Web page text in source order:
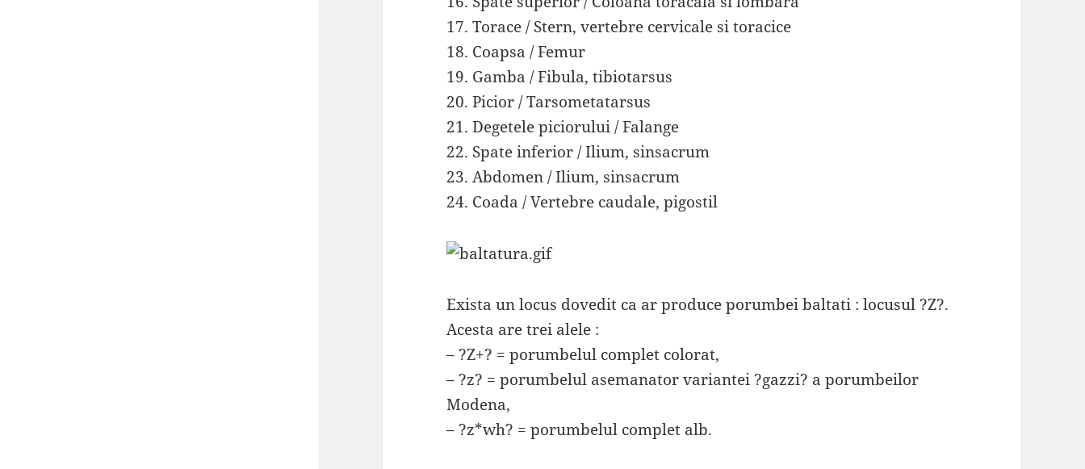
17. Torace / Stern, vertebre cervicale si toracice
18. Coapsa / Femur
19. Gamba / Fibula, tibiotarsus
20. Picior / Tarsometatarsus
21. Degetele piciorului / Falange
22. Spate inferior / Ilium, sinsacrum
23. Abdomen / Ilium, sinsacrum
24. Coada / Vertebre caudale, pigostil
Exista un locus dovedit ca ar produce porumbei baltati : locusul ?Z?.
Acesta are trei alele :
– ?Z+? = porumbelul complet colorat,
– ?z? = porumbelul asemanator variantei ?gazzi? a porumbeilor
Modena,
– ?z*wh? = porumbelul complet alb.